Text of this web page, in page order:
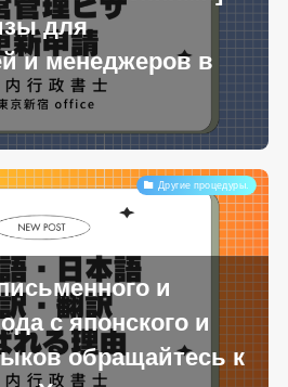
для
и менеджеров в
Другие процедуры.
и
с японского и
обращайтесь к